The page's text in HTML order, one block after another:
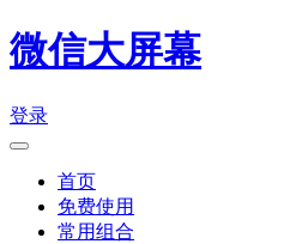
微信大屏幕
登录
首页
免费使用
常用组合